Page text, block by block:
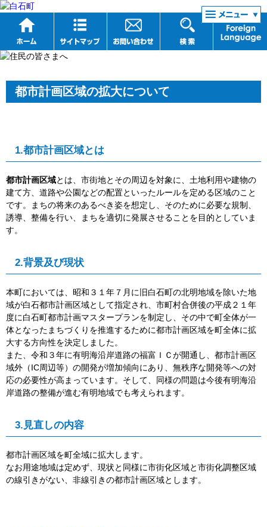
リンク集
都市計画区域の拡大について
1.都市計画区域とは
都市計画区域とは、市街地とその周辺を対象に、土地利用や建物の
建て方、道路や公園などの配置といったルールを定める区域のこと
です。まちの将来のあるべき姿を想定し、そのために必要な規制、
誘導、整備を行い、まちを適切に発展させることを目的としていま
す。
2.背景及び現状
本町においては、昭和３１年７月に旧白石町の北明地域を除いた地
域が白石都市計画区域として指定され、市町村合併後の平成２１年
度に白石町都市計画マスタープランを制定し、その中で町全体が一
体となったまちづくりを推進するために都市計画区域を町全体に拡
大する方向性を決定しました。
また、令和３年に有明海沿岸道路の福富ＩＣが開通し、都市計画区
域外（IC周辺等）の開発が増加傾向にあり、無秩序な開発等への対
応の必要性が高まっています。そして、同様の問題は今後有明海沿
岸道路の整備が進む有明地域でも考えられます。
3.見直しの内容
都市計画区域を町全域に拡大します。
なお用途地域は定めず、現状と同様に市街化区域と市街化調整区域
の線引きがない、非線引きの都市計画区域とします。